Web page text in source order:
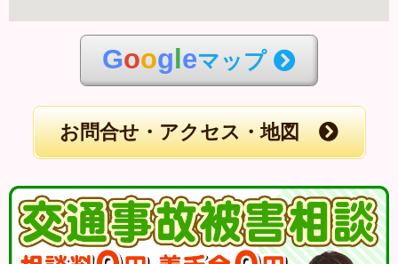
Goog eマップ
お問合せ・アクセス・地図